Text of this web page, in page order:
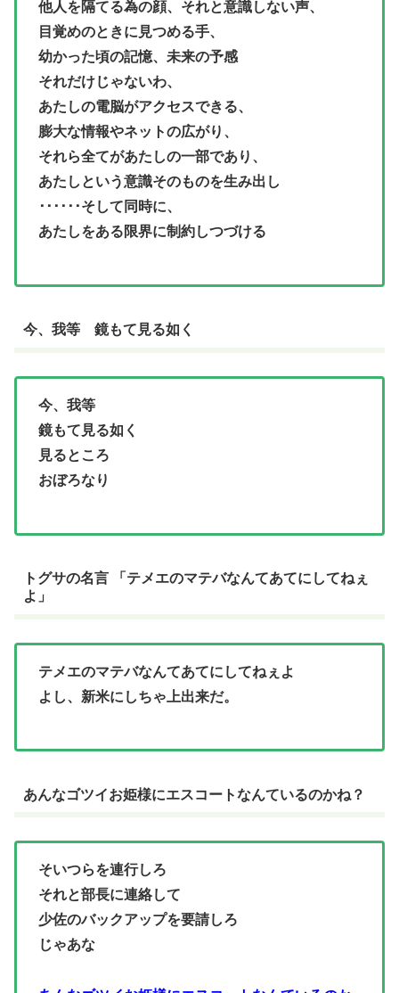
他人を隔てる為の顔、それと意識しない声、
目覚めのときに見つめる手、
幼かった頃の記憶、未来の予感
それだけじゃないわ、
あたしの電脳がアクセスできる、
膨大な情報やネットの広がり、
それら全てがあたしの一部であり、
あたしという意識そのものを生み出し
･･････そして同時に、
あたしをある限界に制約しつづける
今、我等 鏡もて見る如く
今、我等
鏡もて見る如く
見るところ
おぼろなり
トグサの名言 「テメエのマテバなんてあてにしてねぇ
よ」
テメエのマテバなんてあてにしてねぇよ
よし、新米にしちゃ上出来だ。
あんなゴツイお姫様にエスコートなんているのかね？
そいつらを連行しろ
それと部長に連絡して
少佐のバックアップを要請しろ
じゃあな